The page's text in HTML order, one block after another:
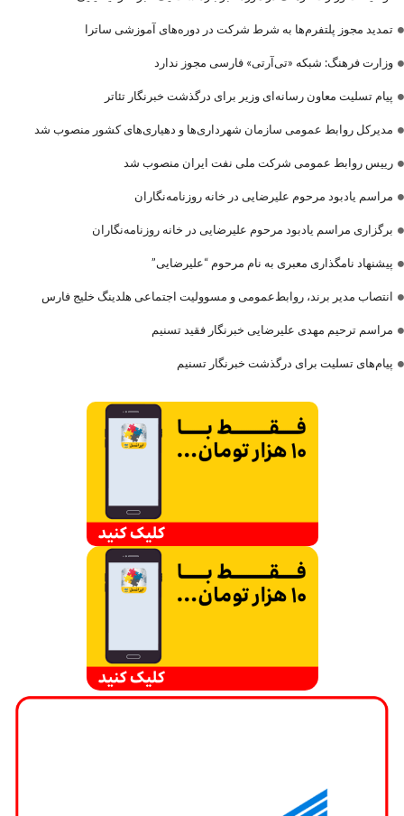
تمدید مجوز پلتفرم‌ها به شرط شرکت در دوره‌های آموزشی ساترا
وزارت فرهنگ: شبکه «تی‌آرتی» فارسی مجوز ندارد
پیام تسلیت معاون رسانه‌ای وزیر برای درگذشت خبرنگار تئاتر
مدیرکل روابط عمومی سازمان شهرداری‌ها و دهیاری‌های کشور منصوب شد
رییس روابط عمومی شرکت ملی نفت ایران منصوب شد
مراسم یادبود مرحوم علیرضایی در خانه روزنامه‌نگاران
برگزاری مراسم یادبود مرحوم علیرضایی در خانه روزنامه‌نگاران
پیشنهاد نامگذاری معبری به نام مرحوم “علیرضایی”
انتصاب مدیر برند، روابط‌عمومی و مسوولیت اجتماعی هلدینگ خلیج فارس
مراسم ترحیم مهدی علیرضایی خبرنگار فقید تسنیم
پیام‌های تسلیت برای درگذشت خبرنگار تسنیم